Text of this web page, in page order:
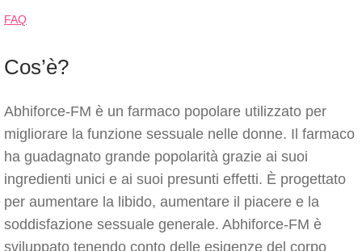
FAQ
Cos’è?
Abhiforce-FM è un farmaco popolare utilizzato per
migliorare la funzione sessuale nelle donne. Il farmaco
ha guadagnato grande popolarità grazie ai suoi
ingredienti unici e ai suoi presunti effetti. È progettato
per aumentare la libido, aumentare il piacere e la
soddisfazione sessuale generale. Abhiforce-FM è
sviluppato tenendo conto delle esigenze del corpo